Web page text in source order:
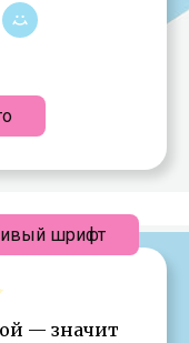
— значит
шрифт